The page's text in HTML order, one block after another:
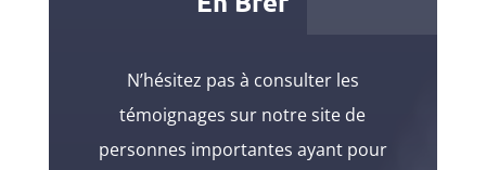
N’hésitez pas à consulter les
témoignages sur notre site de
personnes importantes ayant pour